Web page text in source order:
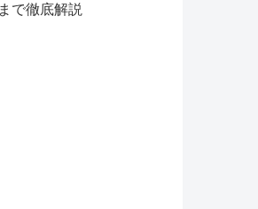
で徹底解説